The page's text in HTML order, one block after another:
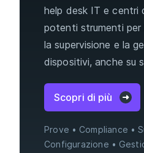
help desk IT e centri
potenti strumenti per
la supervisione e la
dispositivi, anche su
Scopri di più
Prove Compliance
Configurazione